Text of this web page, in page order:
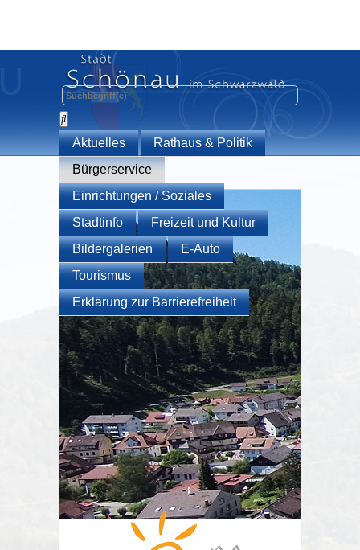
Aktuelles
Rathaus & Politik
Bürgerservice
Einrichtungen / Soziales
Stadtinfo
Freizeit und Kultur
Bildergalerien
E-Auto
Tourismus
Erklärung zur Barrierefreiheit